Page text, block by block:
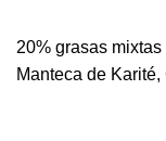
20% grasas
Manteca de